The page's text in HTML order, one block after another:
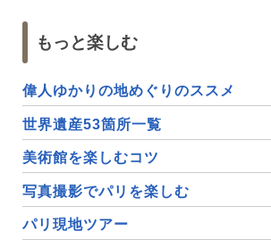
もっと楽しむ
偉人ゆかりの地めぐりのススメ
世界遺産53箇所一覧
美術館を楽しむコツ
写真撮影でパリを楽しむ
パリ現地ツアー